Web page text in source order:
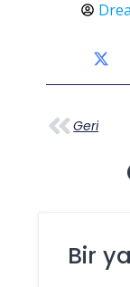
Geri
Bir